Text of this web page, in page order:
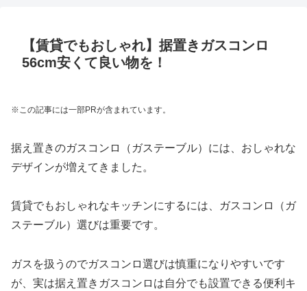
【賃貸でもおしゃれ】据置きガスコンロ
56cm安くて良い物を！
※この記事には一部PRが含まれています。
据え置きのガスコンロ（ガステーブル）には、おしゃれな
デザインが増えてきました。
賃貸でもおしゃれなキッチンにするには、ガスコンロ（ガ
ステーブル）選びは重要です。
ガスを扱うのでガスコンロ選びは慎重になりやすいです
が、実は据え置きガスコンロは自分でも設置できる便利キ